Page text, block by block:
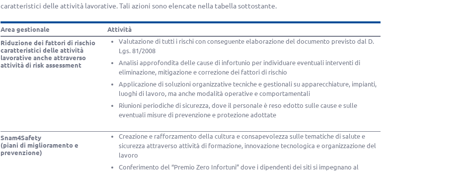
caratteristici delle attività lavorative. Tali azioni sono elencate nella tabella sottostante.
Area gestionale
Attività
Riduzione dei fattori di rischio
caratteristici delle attività
lavorative anche attraverso
attività di risk assessment
Valutazione di tutti i rischi con conseguente elaborazione del documento previsto dal D.
Lgs. 81/2008
Analisi approfondita delle cause di infortunio per individuare eventuali interventi di
eliminazione, mitigazione e correzione dei fattori di rischio
Applicazione di soluzioni organizzative tecniche e gestionali su apparecchiature, impianti,
luoghi di lavoro, ma anche modalità operative e comportamentali
Riunioni periodiche di sicurezza, dove il personale è reso edotto sulle cause e sulle
eventuali misure di prevenzione e protezione adottate
Snam4Safety
(piani di miglioramento e
prevenzione)
Creazione e rafforzamento della cultura e consapevolezza sulle tematiche di salute e
sicurezza attraverso attività di formazione, innovazione tecnologica e organizzazione del
lavoro
Conferimento del “Premio Zero Infortuni” dove i dipendenti dei siti si impegnano al